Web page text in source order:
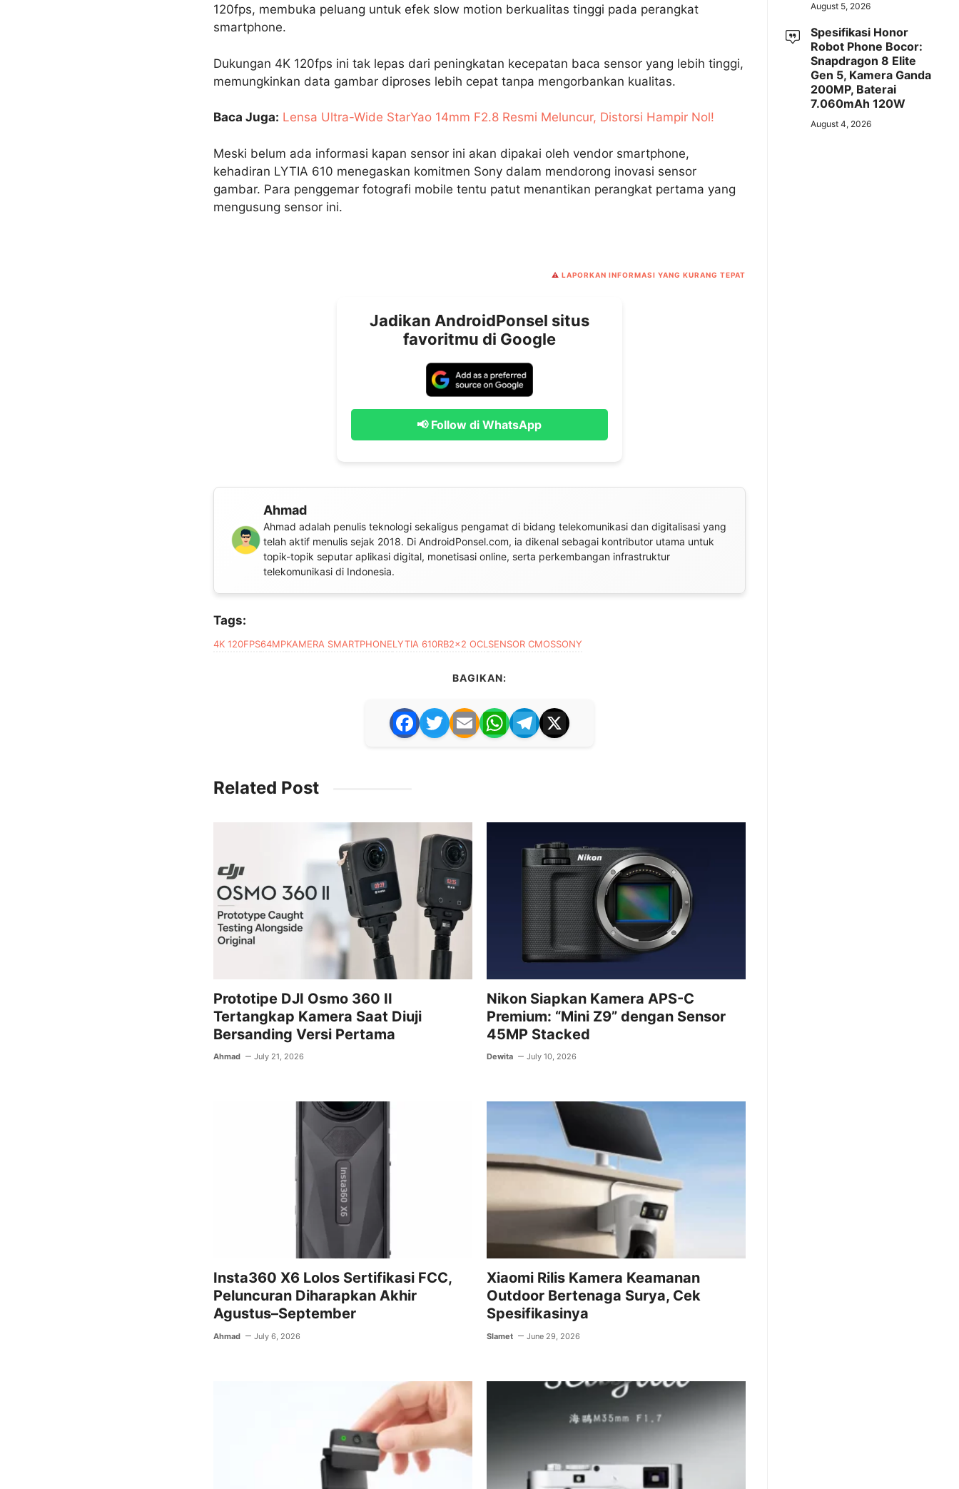
120fps, membuka peluang untuk efek slow motion berkualitas tinggi pada perangkat
smartphone.
Dukungan 4K 120fps ini tak lepas dari peningkatan kecepatan baca sensor yang lebih tinggi,
memungkinkan data gambar diproses lebih cepat tanpa mengorbankan kualitas.
Baca Juga: Lensa Ultra-Wide StarYao 14mm F2.8 Resmi Meluncur, Distorsi Hampir Nol!
Meski belum ada informasi kapan sensor ini akan dipakai oleh vendor smartphone,
kehadiran LYTIA 610 menegaskan komitmen Sony dalam mendorong inovasi sensor
gambar. Para penggemar fotografi mobile tentu patut menantikan perangkat pertama yang
mengusung sensor ini.
⚠️ LAPORKAN INFORMASI YANG KURANG TEPAT
Jadikan AndroidPonsel situs
favoritmu di Google
📢 Follow di WhatsApp
Ahmad
Ahmad adalah penulis teknologi sekaligus pengamat di bidang telekomunikasi dan digitalisasi yang
telah aktif menulis sejak 2018. Di AndroidPonsel.com, ia dikenal sebagai kontributor utama untuk
topik-topik seputar aplikasi digital, monetisasi online, serta perkembangan infrastruktur
telekomunikasi di Indonesia.
Tags:
4K 120FPS64MPKAMERA SMARTPHONELYTIA 610RB2×2 OCL SENSOR CMOSSONY
BAGIKAN:
F
a
o
o
k
T
w
E
m
W
h
T
el
X
Related Post
Prototipe DJI Osmo 360 II
Tertangkap Kamera Saat Diuji
Bersanding Versi Pertama
Ahmad July 21, 2026
Nikon Siapkan Kamera APS-C
Premium: “Mini Z9” dengan Sensor
45MP Stacked
Dewita July 10, 2026
Insta360 X6 Lolos Sertifikasi FCC,
Peluncuran Diharapkan Akhir
Agustus–September
Ahmad July 6, 2026
Xiaomi Rilis Kamera Keamanan
Outdoor Bertenaga Surya, Cek
Spesifikasinya
Slamet June 29, 2026
August 5, 2026
Spesifikasi Honor
Robot Phone Bocor:
Snapdragon 8 Elite
Gen 5, Kamera Ganda
200MP, Baterai
7.060mAh 120W
August 4, 2026